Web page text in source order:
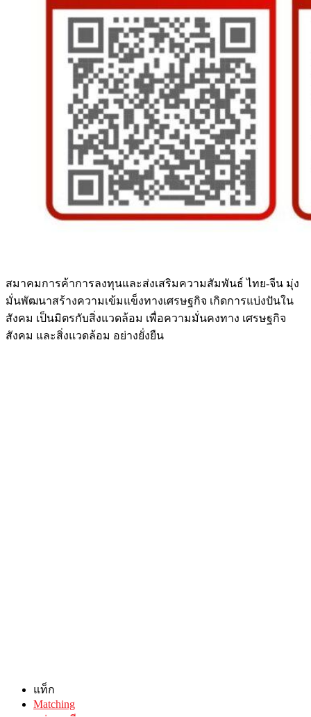
สมาคมการค้าการลงทุนและส่งเสริมความสัมพันธ์ ไทย-จีน มุ่ง
มั่นพัฒนาสร้างความเข้มแข็งทางเศรษฐกิจ เกิดการแบ่งปันใน
สังคม เป็นมิตรกับสิ่งแวดล้อม เพื่อความมั่นคงทาง เศรษฐกิจ
สังคม และสิ่งแวดล้อม อย่างยั่งยืน
แท็ก
Matching